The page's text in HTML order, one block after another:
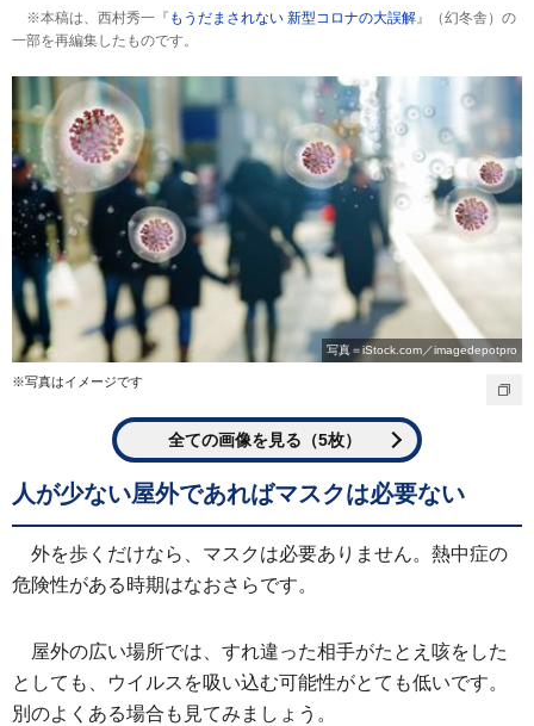
※本稿は、西村秀一『 もうだまされない 新型コロナの大誤解 』（幻冬舎）の
一部を再編集したものです。
写真＝iStock.com／imagedepotpro
※写真はイメージです
全ての画像を見る（5枚）
人が少ない屋外であればマスクは必要ない
外を歩くだけなら、マスクは必要ありません。熱中症の
危険性がある時期はなおさらです。
屋外の広い場所では、すれ違った相手がたとえ咳をした
としても、ウイルスを吸い込む可能性がとても低いです。
別のよくある場合も見てみましょう。